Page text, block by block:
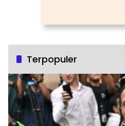
Terpopuler